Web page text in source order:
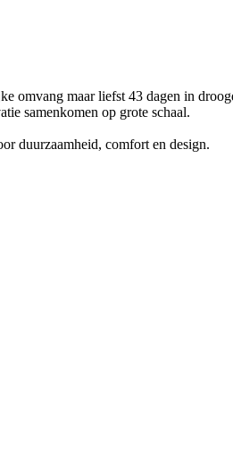
omvang maar liefst 43 dagen in
samenkomen op grote schaal.
duurzaamheid, comfort en design.